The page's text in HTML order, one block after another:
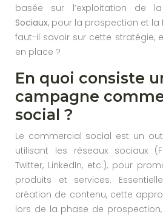
basée sur l’exploitation de
Sociaux, pour la prospection et la
faut-il savoir sur cette stratégie,
en place ?
En quoi consiste
campagne
social ?
Le commercial social est un
utilisant les réseaux sociaux
Twitter, LinkedIn, etc.), pour
produits et services.
création de contenu, cette
lors de la phase de